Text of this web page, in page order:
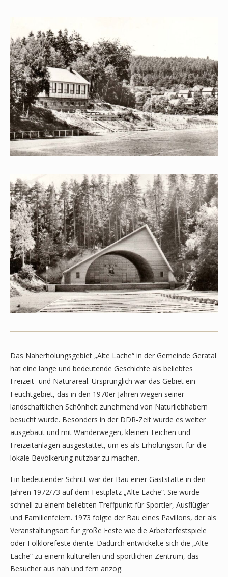
Das Naherholungsgebiet „Alte Lache“ in der Gemeinde Geratal
hat eine lange und bedeutende Geschichte als beliebtes
Freizeit- und Naturareal. Ursprünglich war das Gebiet ein
Feuchtgebiet, das in den 1970er Jahren wegen seiner
landschaftlichen Schönheit zunehmend von Naturliebhabern
besucht wurde. Besonders in der DDR-Zeit wurde es weiter
ausgebaut und mit Wanderwegen, kleinen Teichen und
Freizeitanlagen ausgestattet, um es als Erholungsort für die
lokale Bevölkerung nutzbar zu machen.
Ein bedeutender Schritt war der Bau einer Gaststätte in den
Jahren 1972/73 auf dem Festplatz „Alte Lache“. Sie wurde
schnell zu einem beliebten Treffpunkt für Sportler, Ausflügler
und Familienfeiern. 1973 folgte der Bau eines Pavillons, der als
Veranstaltungsort für große Feste wie die Arbeiterfestspiele
oder Folklorefeste diente. Dadurch entwickelte sich die „Alte
Lache“ zu einem kulturellen und sportlichen Zentrum, das
Besucher aus nah und fern anzog.